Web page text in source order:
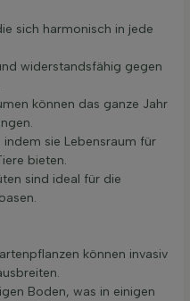
sich harmonisch in jede
widerstandsfähig gegen
können das ganze Jahr
sie Lebensraum für
bieten.
sind ideal für die
können invasiv
Boden, was in einigen